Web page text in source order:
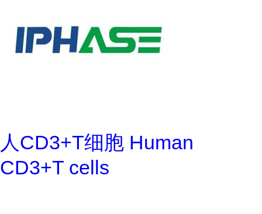
人CD3+T细胞 Human
CD3+T cells